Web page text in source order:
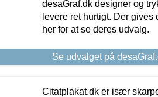
desaGraf.dk designer og
levere ret hurtigt. Der
her for at se deres udvalg.
Se udvalget på
Citatplakat.dk er især